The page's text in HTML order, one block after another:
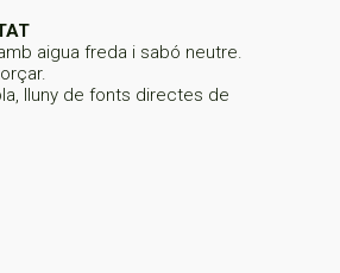
aigua freda i sabó neutre.
lluny de fonts directes de